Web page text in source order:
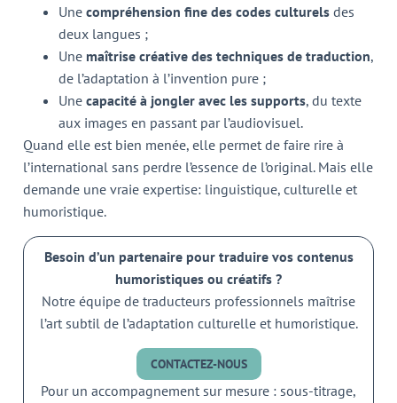
Une compréhension fine des codes culturels des
deux langues ;
Une maîtrise créative des techniques de traduction,
de l’adaptation à l’invention pure ;
Une capacité à jongler avec les supports, du texte
aux images en passant par l’audiovisuel.
Quand elle est bien menée, elle permet de faire rire à
l’international sans perdre l’essence de l’original. Mais elle
demande une vraie expertise: linguistique, culturelle et
humoristique.
Besoin d’un partenaire pour traduire vos contenus
humoristiques ou créatifs ?
Notre équipe de traducteurs professionnels maîtrise
l’art subtil de l’adaptation culturelle et humoristique.
CONTACTEZ-NOUS
Pour un accompagnement sur mesure : sous-titrage,